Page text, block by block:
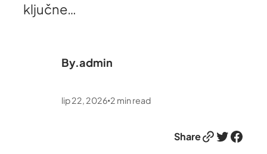
ključne…
By.admin
lip 22, 2026•2 min read
ShareLink Twitter Facebook